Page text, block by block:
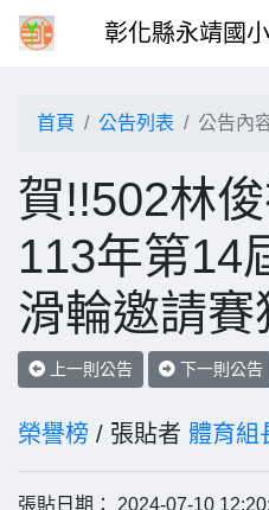
彰化縣永靖國
首頁 公告列表 公告內
賀!!502林
113年第14
滑輪邀請
上一則公告 下一則公告
榮譽榜 / 張貼者 體育組
張貼日期： 2024-07-10